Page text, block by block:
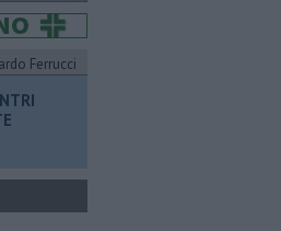
Ferrucci